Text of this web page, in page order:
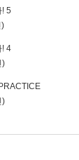
5
)
! 4
)
)